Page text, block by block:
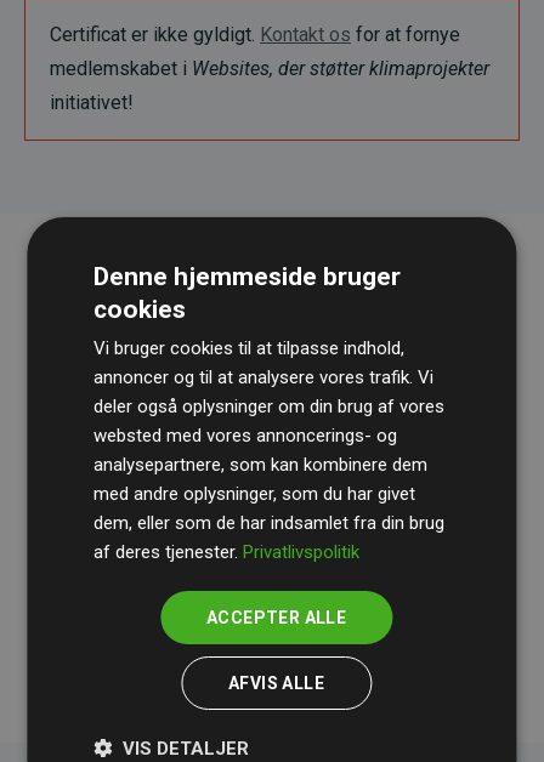
Certificat er ikke gyldigt. Kontakt os for at fornye
medlemskabet i Websites, der støtter klimaprojekter
initiativet!
RevisionshusetBDOgennemgår løbende vores
beregninger og metode for at sikre gennemsigtighed
og pålidelighed.
Deres revision dokumenterer, at vores investeringer i
medlemmernes websites estimerede CO₂-
Denne hjemmeside bruger
cookies
Vi bruger cookies til at tilpasse indhold,
annoncer og til at analysere vores trafik. Vi
deler også oplysninger om din brug af vores
websted med vores annoncerings- og
analysepartnere, som kan kombinere dem
med andre oplysninger, som du har givet
dem, eller som de har indsamlet fra din brug
af deres tjenester.Privatlivspolitik
ACCEPTER ALLE
AFVIS ALLE
VIS DETALJER